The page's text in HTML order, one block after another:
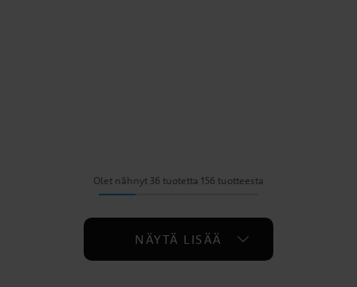
Olet nähnyt 36 tuotetta 156 tuotteesta
NÄYTÄ LISÄÄ